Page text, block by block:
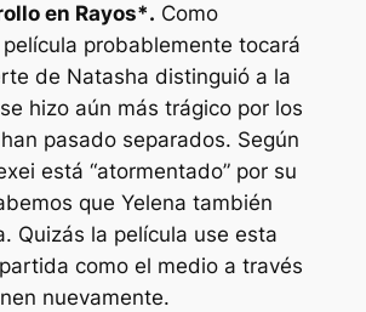
en Rayos*. Como
probablemente tocará
de Natasha distinguió a la
hizo aún más trágico por los
pasado separados. Según
está “atormentado” por su
que Yelena también
Quizás la película use esta
como el medio a través
nuevamente.